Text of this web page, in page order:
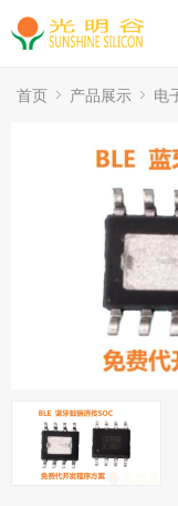
首页 产品展示 电